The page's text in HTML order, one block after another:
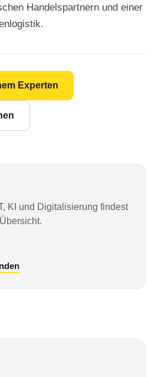
Handelspartnern und einer
Experten
KI und Digitalisierung findest